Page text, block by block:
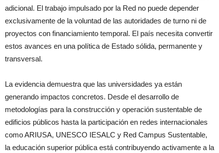
adicional. El trabajo impulsado por la Red no puede depender
exclusivamente de la voluntad de las autoridades de turno ni de
proyectos con financiamiento temporal. El país necesita convertir
estos avances en una política de Estado sólida, permanente y
transversal.
La evidencia demuestra que las universidades ya están
generando impactos concretos. Desde el desarrollo de
metodologías para la construcción y operación sustentable de
edificios públicos hasta la participación en redes internacionales
como ARIUSA, UNESCO IESALC y Red Campus Sustentable,
la educación superior pública está contribuyendo activamente a la